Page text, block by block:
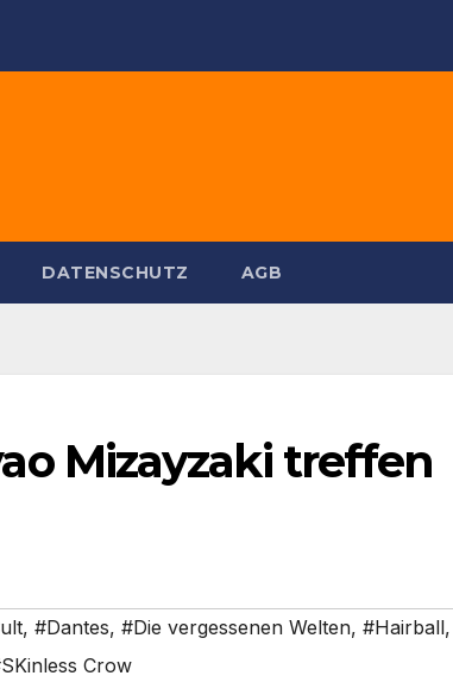
DATENSCHUTZ AGB
Mizayzaki treffen
, #Dantes, #Die vergessenen Welten, #Hairball,
Crow